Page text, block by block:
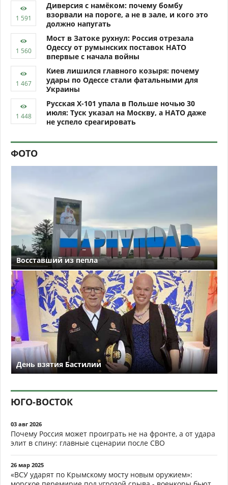
Диверсия с намёком: почему бомбу
взорвали на пороге, а не в зале, и кого это
должно напугать
Мост в Затоке рухнул: Россия отрезала
Одессу от румынских поставок НАТО
впервые с начала войны
Киев лишился главного козыря: почему
удары по Одессе стали фатальными для
Украины
Русская Х-101 упала в Польше ночью 30
июля: Туск указал на Москву, а НАТО даже
не успело среагировать
ФОТО
Восставший из пепла
День взятия Бастилии
ЮГО-ВОСТОК
03 авг 2026
Почему Россия может проиграть не на фронте, а от удара
элит в спину: главные сценарии после СВО
26 мар 2025
«ВСУ ударят по Крымскому мосту новым оружием»: